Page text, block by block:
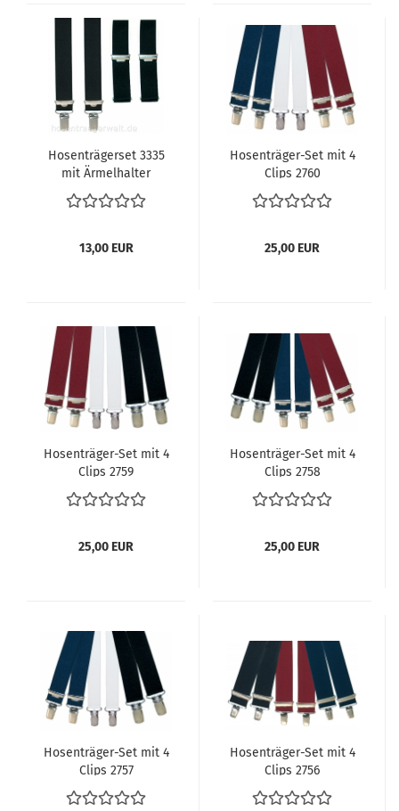
Hosenträgerset 3335
mit Ärmelhalter
13,00 EUR
Hosenträger-Set mit 4
Clips 2760
25,00 EUR
Hosenträger-Set mit 4
Clips 2759
25,00 EUR
Hosenträger-Set mit 4
Clips 2758
25,00 EUR
Hosenträger-Set mit 4
Clips 2757
Hosenträger-Set mit 4
Clips 2756